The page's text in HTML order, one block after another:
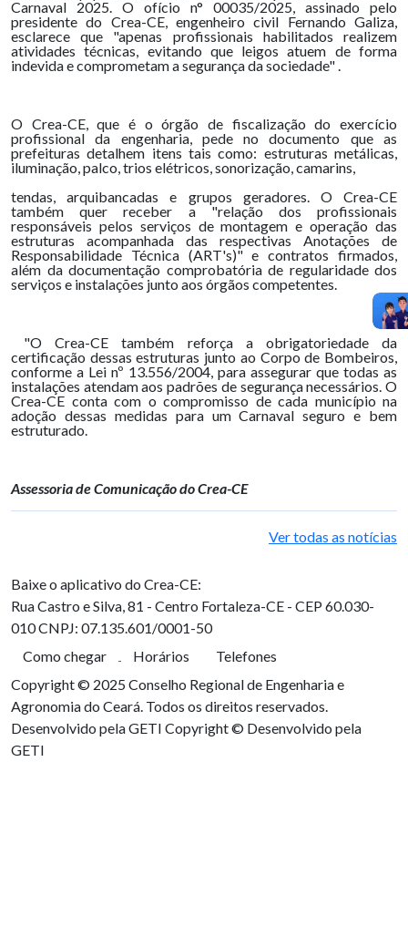
Carnaval 2025. O ofício n° 00035/2025, assinado pelo
presidente do Crea-CE, engenheiro civil Fernando Galiza,
esclarece que "apenas profissionais habilitados realizem
atividades técnicas, evitando que leigos atuem de forma
indevida e comprometam a segurança da sociedade" .
O Crea-CE, que é o órgão de fiscalização do exercício
profissional da engenharia, pede no documento que as
prefeituras detalhem itens tais como: estruturas metálicas,
iluminação, palco, trios elétricos, sonorização, camarins,
tendas, arquibancadas e grupos geradores. O Crea-CE
também quer receber a "relação dos profissionais
responsáveis pelos serviços de montagem e operação das
estruturas acompanhada das respectivas Anotações de
Responsabilidade Técnica (ART's)" e contratos firmados,
além da documentação comprobatória de regularidade dos
serviços e instalações junto aos órgãos competentes.
"O Crea-CE também reforça a obrigatoriedade da
certificação dessas estruturas junto ao Corpo de Bombeiros,
conforme a Lei nº 13.556/2004, para assegurar que todas as
instalações atendam aos padrões de segurança necessários. O
Crea-CE conta com o compromisso de cada município na
adoção dessas medidas para um Carnaval seguro e bem
estruturado.
Assessoria de Comunicação do Crea-CE
Ver todas as notícias
Baixe o aplicativo do Crea-CE:
Rua Castro e Silva, 81 - Centro Fortaleza-CE - CEP 60.030-
010CNPJ: 07.135.601/0001-50
Como chegar
Horários
Telefones
Copyright © 2025 Conselho Regional de Engenharia e
Agronomia do Ceará. Todos os direitos reservados.
Desenvolvido pela GETI Copyright © Desenvolvido pela
GETI